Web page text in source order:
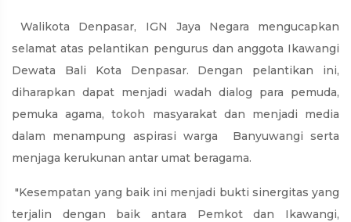
Walikota Denpasar, IGN Jaya Negara mengucapkan
selamat atas pelantikan pengurus dan anggota Ikawangi
Dewata Bali Kota Denpasar. Dengan pelantikan ini,
diharapkan dapat menjadi wadah dialog para pemuda,
pemuka agama, tokoh masyarakat dan menjadi media
dalam menampung aspirasi warga Banyuwangi serta
menjaga kerukunan antar umat beragama.
"Kesempatan yang baik ini menjadi bukti sinergitas yang
terjalin dengan baik antara Pemkot dan Ikawangi,